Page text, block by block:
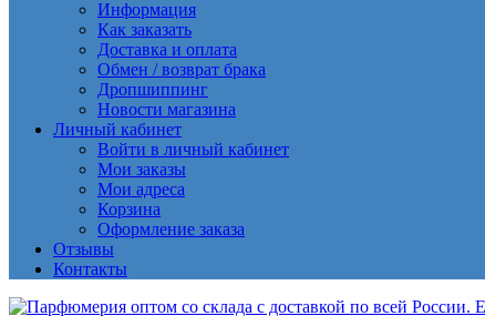
Информация
Как заказать
Доставка и оплата
Обмен / возврат брака
Дропшиппинг
Новости магазина
Личный кабинет
Войти в личный кабинет
Мои заказы
Мои адреса
Корзина
Оформление заказа
Отзывы
Контакты